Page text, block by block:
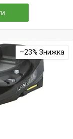
–23%